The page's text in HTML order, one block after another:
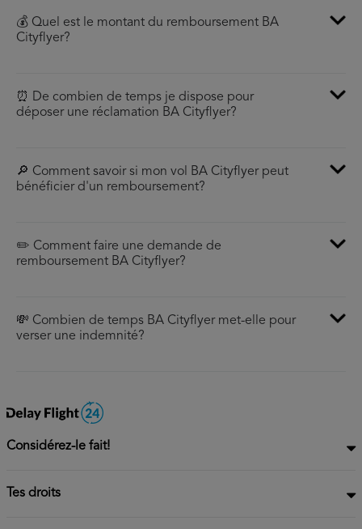
💰 Quel est le montant du remboursement BA
Cityflyer?
⏰ De combien de temps je dispose pour
déposer une réclamation BA Cityflyer?
🔎 Comment savoir si mon vol BA Cityflyer peut
bénéficier d'un remboursement?
✏️ Comment faire une demande de
remboursement BA Cityflyer?
💸 Combien de temps BA Cityflyer met-elle pour
verser une indemnité?
Considérez-le fait!
Tes droits